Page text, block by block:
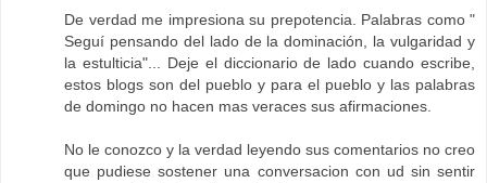
De verdad me impresiona su prepotencia. Palabras como "
Seguí pensando del lado de la dominación, la vulgaridad y
la estulticia"... Deje el diccionario de lado cuando escribe,
estos blogs son del pueblo y para el pueblo y las palabras
de domingo no hacen mas veraces sus afirmaciones.
No le conozco y la verdad leyendo sus comentarios no creo
que pudiese sostener una conversacion con ud sin sentir